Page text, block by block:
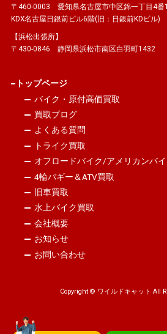
〒460-0003 愛知県名古屋市中区錦一丁目4番
KDX名古屋日銀前ビル6階(旧：日銀前KDビル)
【浜松出張所】
〒430-0846 静岡県浜松市南区白羽町1432
トップページ
バイク・原付高価買取
買取ブログ
よくある質問
トライク買取
オフロードバイク/アメリカンバ
4輪バギー＆ATV買取
旧車買取
水上バイク買取
会社概要
お知らせ
お問い合わせ
Copyright © ワイルドキャット All